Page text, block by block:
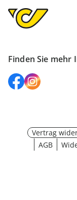
Finden Sie mehr
Vertrag
AGB